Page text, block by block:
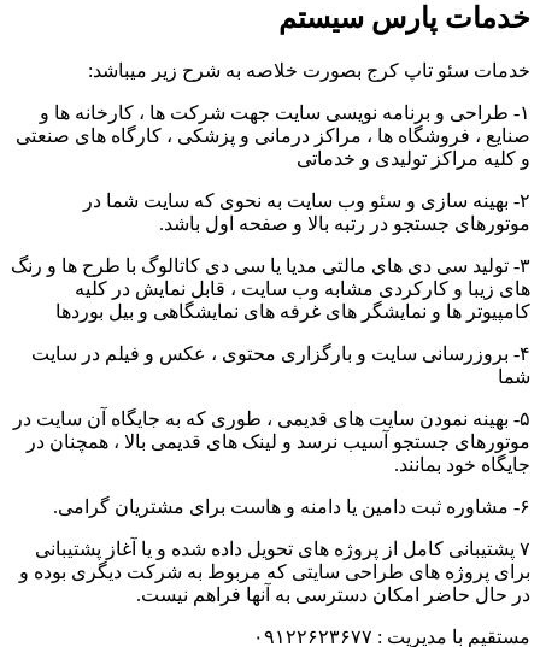
خدمات پارس سیستم
خدمات سئو تاپ کرج بصورت خلاصه به شرح زیر میباشد:
۱- طراحی و برنامه نویسی سایت جهت شرکت ها ، کارخانه ها و
صنایع ، فروشگاه ها ، مراکز درمانی و پزشکی ، کارگاه های صنعتی
و کلیه مراکز تولیدی و خدماتی
۲- بهینه سازی و سئو وب سایت به نحوی که سایت شما در
موتورهای جستجو در رتبه بالا و صفحه اول باشد.
۳- تولید سی دی های مالتی مدیا یا سی دی کاتالوگ با طرح ها و رنگ
های زیبا و کارکردی مشابه وب سایت ، قابل نمایش در کلیه
کامپیوتر ها و نمایشگر های غرفه های نمایشگاهی و بیل بوردها
۴- بروزرسانی سایت و بارگزاری محتوی ، عکس و فیلم در سایت
شما
۵- بهینه نمودن سایت های قدیمی ، طوری که به جایگاه آن سایت در
موتورهای جستجو آسیب نرسد و لینک های قدیمی بالا ، همچنان در
جایگاه خود بمانند.
۶- مشاوره ثبت دامین یا دامنه و هاست برای مشتریان گرامی.
۷ پشتیبانی کامل از پروژه های تحویل داده شده و یا آغاز پشتیبانی
برای پروژه های طراحی سایتی که مربوط به شرکت دیگری بوده و
در حال حاضر امکان دسترسی به آنها فراهم نیست.
مستقیم با مدیریت : ۰۹۱۲۲۶۲۳۶۷۷